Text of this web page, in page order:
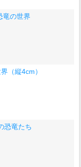
竜の世界
（縦4cm）
恐竜たち